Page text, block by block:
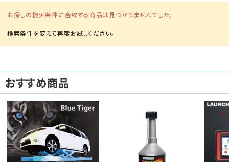
カテゴリから選ぶ
メーカーから選ぶ
ガレージ機器
お探しの検索条件に合致する商品は見つかりませんでした。
おすすめ商品